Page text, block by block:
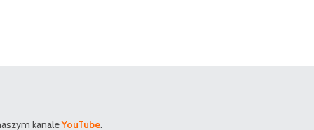
kanaleYouTube.